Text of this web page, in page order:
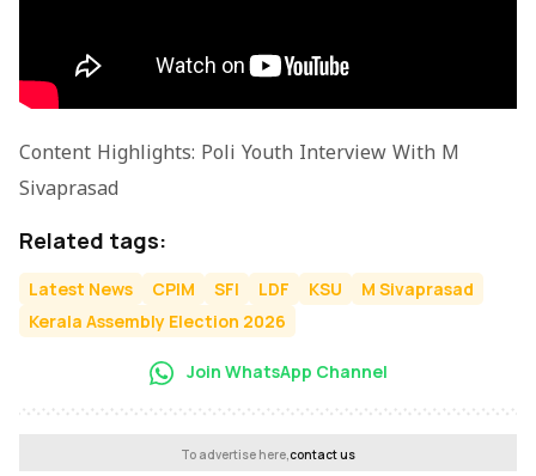
Content Highlights: Poli Youth Interview With M
Sivaprasad
Related tags:
Latest News CPIM SFI LDF KSU
M Sivaprasad
Kerala Assembly Election 2026
Join WhatsApp Channel
To advertise here,contact us